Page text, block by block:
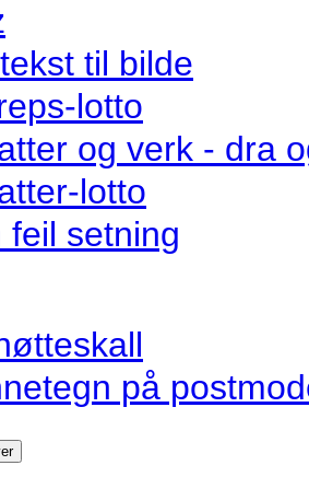
til bilde
lotto
og verk - dra
lotto
feil setning
på